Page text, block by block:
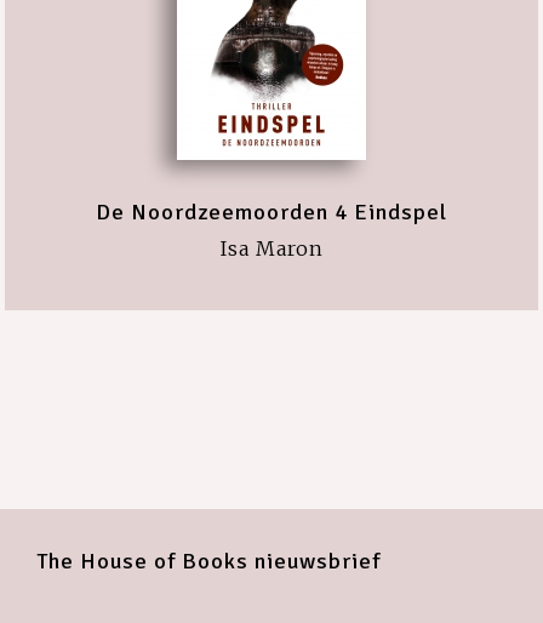
De Noordzeemoorden 4 Eindspel
Isa Maron
The House of Books nieuwsbrief